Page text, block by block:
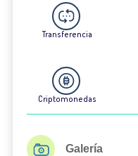
Transferencia
Criptomonedas
Galería